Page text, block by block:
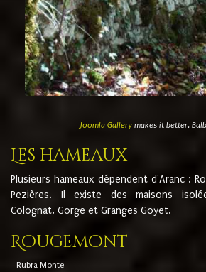
Joomla Gallerymakes it better.
Les hameaux
Plusieurs hameaux dépendent d'Aranc :
Pezières. Il existe des maisons
Colognat, Gorge et Granges Goyet.
Rougemont
Rubra Monte